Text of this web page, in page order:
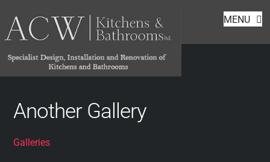
content
MENU
Galleries
Another Gallery
Galleries